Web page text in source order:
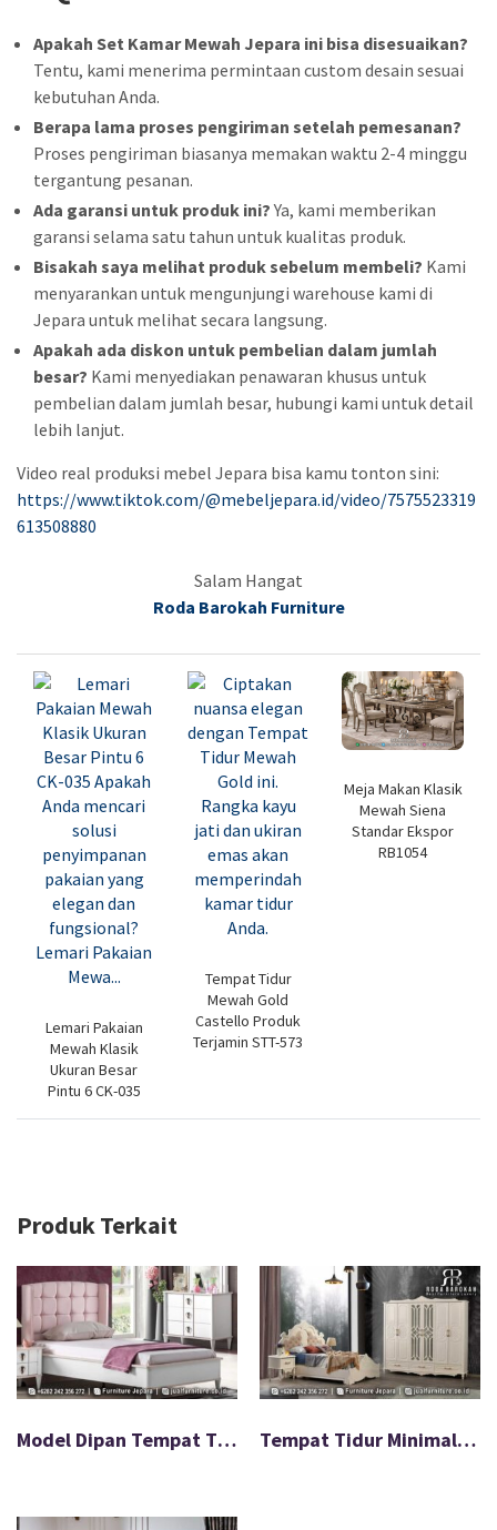
Apakah Set Kamar Mewah Jepara ini bisa disesuaikan?
Tentu, kami menerima permintaan custom desain sesuai
kebutuhan Anda.
Berapa lama proses pengiriman setelah pemesanan?
Proses pengiriman biasanya memakan waktu 2-4 minggu
tergantung pesanan.
Ada garansi untuk produk ini?Ya, kami memberikan
garansi selama satu tahun untuk kualitas produk.
Bisakah saya melihat produk sebelum membeli? Kami
menyarankan untuk mengunjungi warehouse kami di
Jepara untuk melihat secara langsung.
Apakah ada diskon untuk pembelian dalam jumlah
besar? Kami menyediakan penawaran khusus untuk
pembelian dalam jumlah besar, hubungi kami untuk detail
lebih lanjut.
Video real produksi mebel Jepara bisa kamu tonton sini:
https://www.tiktok.com/@mebeljepara.id/video/7575523319
613508880
Salam Hangat
Roda Barokah Furniture
Lemari Pakaian
Mewah Klasik
Ukuran Besar
Pintu 6 CK-035
Tempat Tidur
Mewah Gold
Castello Produk
Terjamin STT-573
Meja Makan Klasik
Mewah Siena
Standar Ekspor
RB1054
Produk Terkait
Model Dipan Tempat Tidur Wings Minimalis Modern FS-023 Tempat Tidur Minimalis Modern Jepara Terbaru FS-048